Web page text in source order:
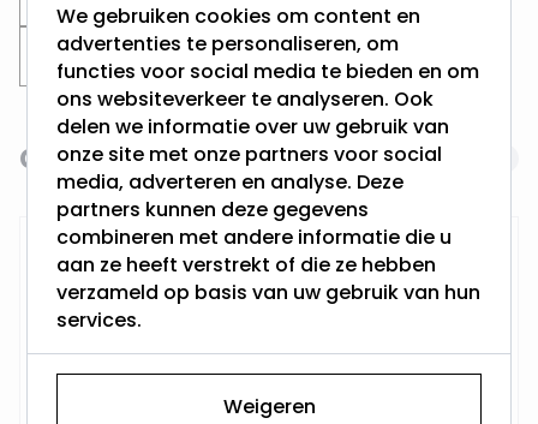
Zwarte inbouwspots Zaagmaat 80MM
Navigating through the elements of the carousel is
Press to skip carousel
Gerelateerde producten
RTM Lighting LED Dimmer
We gebruiken cookies om content en
advertenties te personaliseren, om
functies voor social media te bieden en om
ons websiteverkeer te analyseren. Ook
delen we informatie over uw gebruik van
onze site met onze partners voor social
media, adverteren en analyse. Deze
partners kunnen deze gegevens
combineren met andere informatie die u
aan ze heeft verstrekt of die ze hebben
verzameld op basis van uw gebruik van hun
services.
Weigeren